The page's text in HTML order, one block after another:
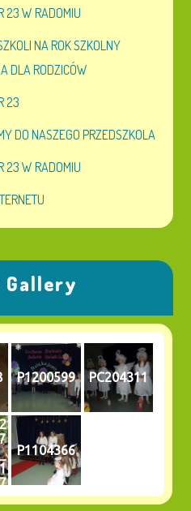
23 W RADOMIU
NA ROK SZKOLNY
RODZICÓW
23
DO NASZEGO PRZEDSZKOLA
23 W RADOMIU
Gallery
P1200599 PC204311
P1104366